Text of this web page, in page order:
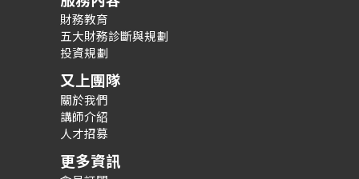
財務教育
五大財務診斷與規劃
投資規劃
又上團隊
關於我們
講師介紹
人才招募
更多資訊